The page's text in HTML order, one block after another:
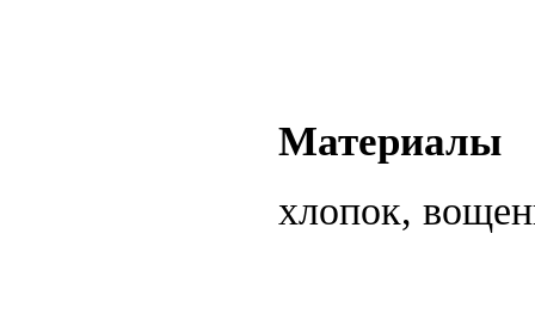
Материалы
хлопок,